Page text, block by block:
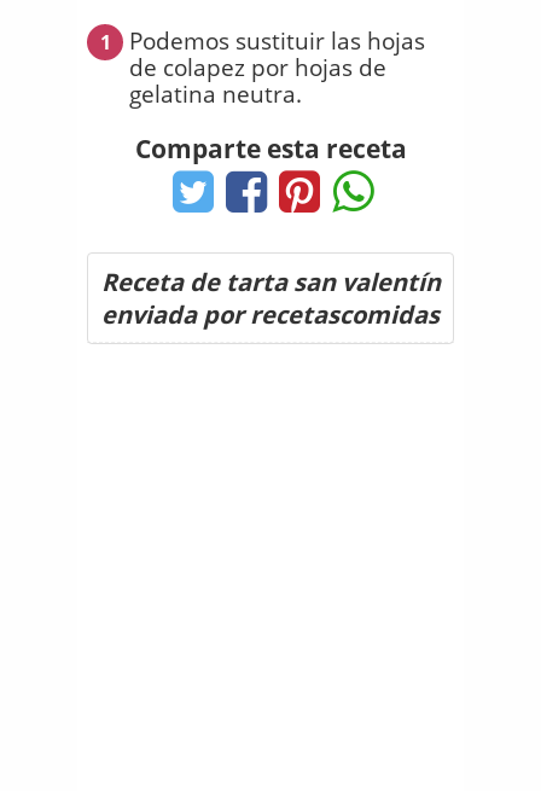
1
Podemos sustituir las hojas
de colapez por hojas de
gelatina neutra.
Comparte esta receta
Receta de tarta san valentín
enviada por recetascomidas